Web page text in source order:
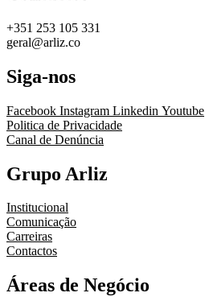
+351 253 105 331
geral@arliz.co
Siga-nos
Facebook Instagram Linkedin Youtube
Politica de Privacidade
Canal de Denúncia
Grupo Arliz
Institucional
Comunicação
Carreiras
Contactos
Áreas de Negócio